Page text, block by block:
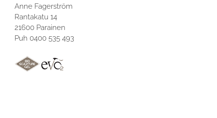
Anne Fagerström
Rantakatu 14
21600 Parainen
Puh 0400 535 493